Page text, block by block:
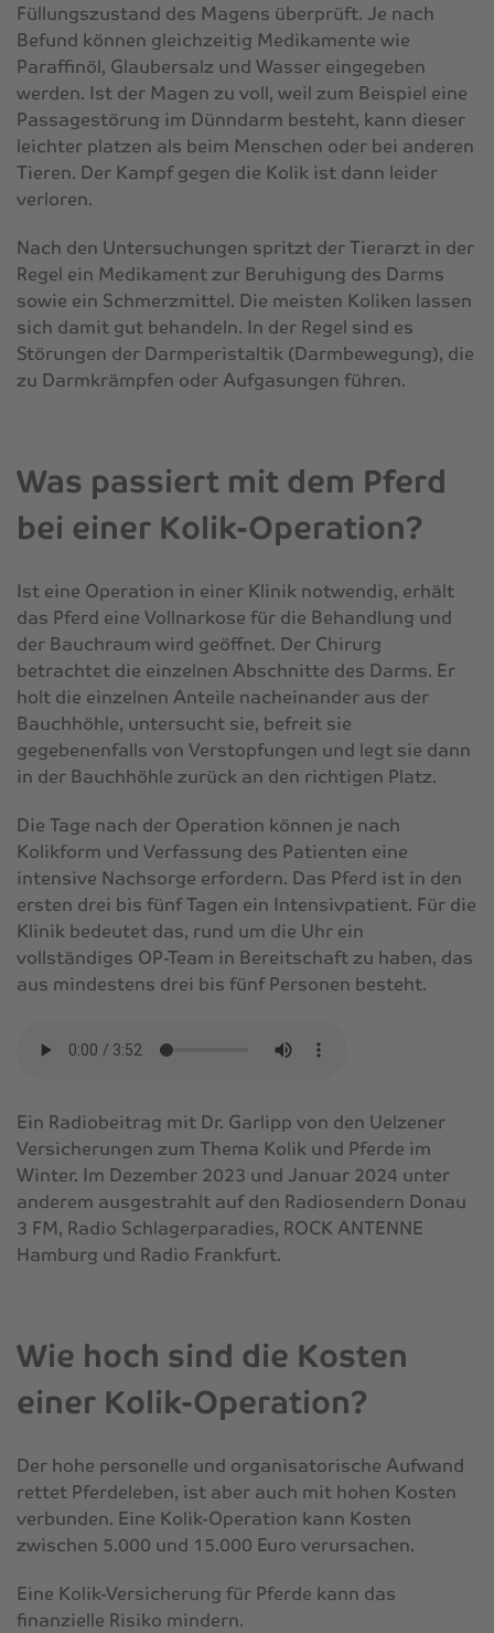
Füllungszustand des Magens überprüft. Je nach
Befund können gleichzeitig Medikamente wie
Paraffinöl, Glaubersalz und Wasser eingegeben
werden. Ist der Magen zu voll, weil zum Beispiel eine
Passagestörung im Dünndarm besteht, kann dieser
leichter platzen als beim Menschen oder bei anderen
Tieren. Der Kampf gegen die Kolik ist dann leider
verloren.
Nach den Untersuchungen spritzt der Tierarzt in der
Regel ein Medikament zur Beruhigung des Darms
sowie ein Schmerzmittel. Die meisten Koliken lassen
sich damit gut behandeln. In der Regel sind es
Störungen der Darmperistaltik (Darmbewegung), die
zu Darmkrämpfen oder Aufgasungen führen.
Was passiert mit dem Pferd
bei einer Kolik-Operation?
Ist eine Operation in einer Klinik notwendig, erhält
das Pferd eine Vollnarkose für die Behandlung und
der Bauchraum wird geöffnet. Der Chirurg
betrachtet die einzelnen Abschnitte des Darms. Er
holt die einzelnen Anteile nacheinander aus der
Bauchhöhle, untersucht sie, befreit sie
gegebenenfalls von Verstopfungen und legt sie dann
in der Bauchhöhle zurück an den richtigen Platz.
Die Tage nach der Operation können je nach
Kolikform und Verfassung des Patienten eine
intensive Nachsorge erfordern. Das Pferd ist in den
ersten drei bis fünf Tagen ein Intensivpatient. Für die
Klinik bedeutet das, rund um die Uhr ein
vollständiges OP-Team in Bereitschaft zu haben, das
aus mindestens drei bis fünf Personen besteht.
Ein Radiobeitrag mit Dr. Garlipp von den Uelzener
Versicherungen zum Thema Kolik und Pferde im
Winter. Im Dezember 2023 und Januar 2024 unter
anderem ausgestrahlt auf den Radiosendern Donau
3 FM, Radio Schlagerparadies, ROCK ANTENNE
Hamburg und Radio Frankfurt.
Wie hoch sind die Kosten
einer Kolik-Operation?
Der hohe personelle und organisatorische Aufwand
rettet Pferdeleben, ist aber auch mit hohen Kosten
verbunden. Eine Kolik-Operation kann Kosten
zwischen 5.000 und 15.000 Euro verursachen.
Eine Kolik-Versicherung für Pferde kann das
finanzielle Risiko mindern.